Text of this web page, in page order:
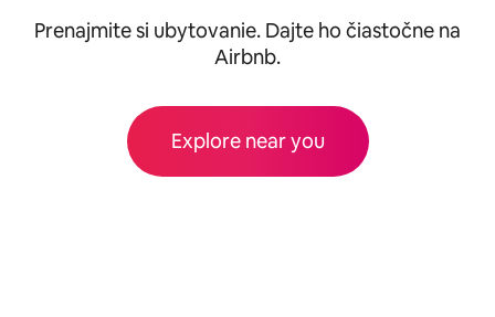
Prenajmite si ubytovanie. Dajte ho čiastočne na
Airbnb.
Explore near you